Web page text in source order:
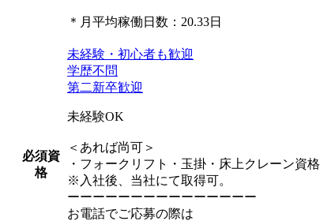
＊月平均稼働日数：20.33日
必須資
格
未経験・初心者も歓迎
学歴不問
第二新卒歓迎
未経験OK
＜あれば尚可＞
・フォークリフト・玉掛・床上クレーン資格
※入社後、当社にて取得可。
ーーーーーーーーーーーーーーー
お電話でご応募の際は